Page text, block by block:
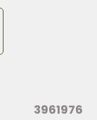
3961976